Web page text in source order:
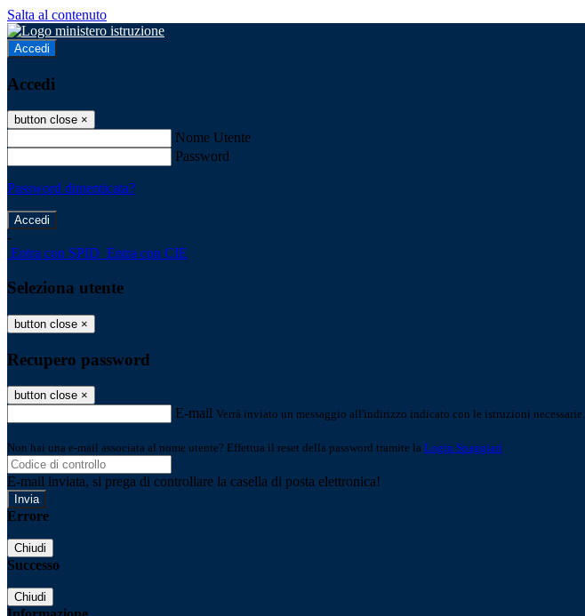
Salta al contenuto
Accedi
Accedi
button close ×
Nome Utente
Password
Password dimenticata?
-
Entra con SPID Entra con CIE
Seleziona utente
button close ×
Recupero password
button close ×
E-mail Verrà inviato un messaggio all'indirizzo indicato con le istruzioni necessarie.
Non hai una e-mail associata al nome utente? Effettua il reset della password tramite la Login Spaggiari
E-mail inviata, si prega di controllare la casella di posta elettronica!
Errore
Chiudi
Successo
Chiudi